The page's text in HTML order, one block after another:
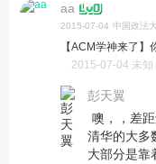
aa
2015-07-04 中国政法
【ACM学神来了
2015-07-04 未知
彭天翼
噢，，差
清华的大多
大部分是靠